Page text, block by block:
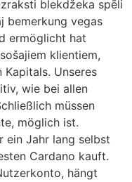
blekdžeka spēli
bemerkung vegas
ermöglicht hat
klientiem,
Unseres
wie bei allen
müssen
möglich ist.
ein Jahr lang selbst
Cardano kauft.
hängt